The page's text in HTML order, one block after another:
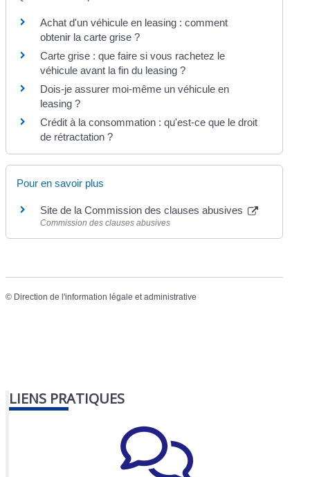
Achat d'un véhicule en leasing : comment
obtenir la carte grise ?
Carte grise : que faire si vous rachetez le
véhicule avant la fin du leasing ?
Dois-je assurer moi-même un véhicule en
leasing ?
Crédit à la consommation : qu'est-ce que le droit
de rétractation ?
Pour en savoir plus
Site de la Commission des clauses abusives
Commission des clauses abusives
© Direction de l'information légale et administrative
LIENS PRATIQUES